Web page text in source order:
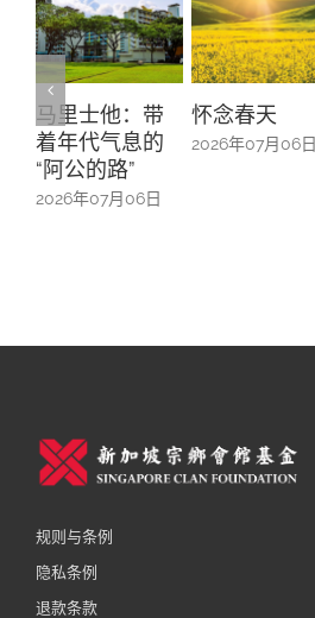
马里士他：带
着年代气息的
“阿公的路”
2026年07月06日
怀念春天
2026年07月06日
规则与条例
隐私条例
退款条款